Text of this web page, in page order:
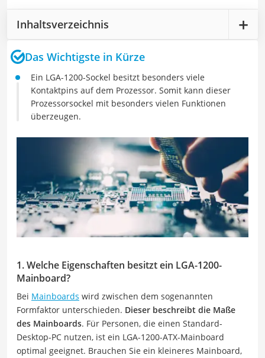
Inhaltsverzeichnis
Das Wichtigste in Kürze
Ein LGA-1200-Sockel besitzt besonders viele
Kontaktpins auf dem Prozessor. Somit kann dieser
Prozessorsockel mit besonders vielen Funktionen
überzeugen.
1. Welche Eigenschaften besitzt ein LGA-1200-
Mainboard?
Bei Mainboards wird zwischen dem sogenannten
Formfaktor unterschieden. Dieser beschreibt die Maße
des Mainboards. Für Personen, die einen Standard-
Desktop-PC nutzen, ist ein LGA-1200-ATX-Mainboard
optimal geeignet. Brauchen Sie ein kleineres Mainboard,